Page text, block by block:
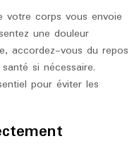
votre corps vous envoie
une douleur
accordez-vous du repos
si nécessaire.
pour éviter les